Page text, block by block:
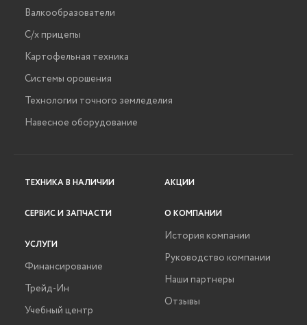
Валкообразователи
С/х прицепы
Картофельная техника
Системы орошения
Технологии точного земледелия
Навесное оборудование
ТЕХНИКА В НАЛИЧИИ
СЕРВИС И ЗАПЧАСТИ
УСЛУГИ
Финансирование
Трейд-Ин
Учебный центр
АКЦИИ
О КОМПАНИИ
История компании
Руководство компании
Наши партнеры
Отзывы